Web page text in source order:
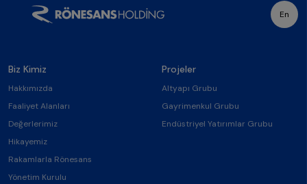
En
Biz Kimiz
Hakkımızda
Faaliyet Alanları
Değerlerimiz
Hikayemiz
Rakamlarla Rönesans
Yönetim Kurulu
Projeler
Altyapı Grubu
Gayrimenkul Grubu
Endüstriyel Yatırımlar Grubu